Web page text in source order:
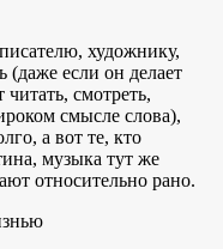
художнику,
(даже если он делает
смотреть,
смысле слова),
а вот те, кто
музыка тут же
относительно рано.